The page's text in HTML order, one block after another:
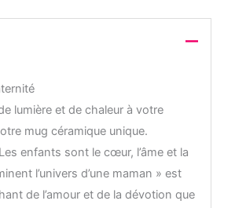
lumière et de chaleur à votre
mug céramique unique.
enfants sont le cœur, l’âme et la
l’univers d’une maman » est
de l’amour et de la dévotion que